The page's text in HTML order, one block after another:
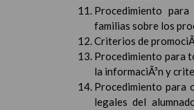
Procedimiento
familias sobre los
Criterios de
Procedimiento para
la informaciÃ³n y
Procedimiento para
legales del